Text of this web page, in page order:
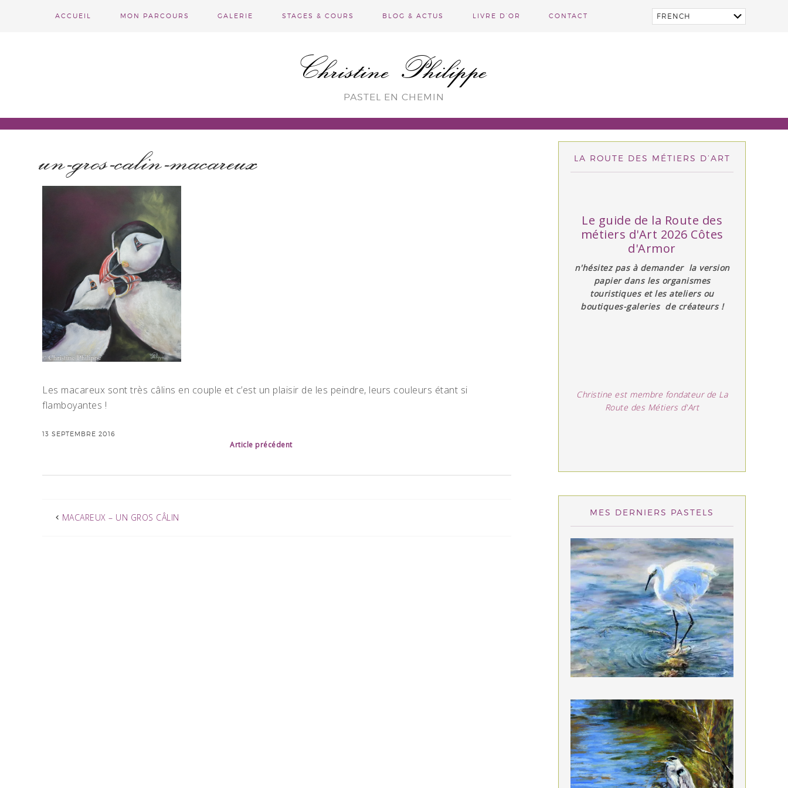
ACCUEIL MON PARCOURS GALERIE STAGES & COURS BLOG & ACTUS LIVRE D’OR CONTACT
Christine Philippe
PASTEL EN CHEMIN
un-gros-calin-macareux
Les macareux sont très câlins en couple et c’est un plaisir de les peindre, leurs couleurs étant si
flamboyantes !
13 SEPTEMBRE 2016
Article précédent
MACAREUX – UN GROS CÂLIN
LA ROUTE DES MÉTIERS D’ART
Le guide de la Route des
métiers d'Art 2026 Côtes
d'Armor
n'hésitez pas à demander la version
papier dans les organismes
touristiques et les ateliers ou
boutiques-galeries de créateurs !
Christine est membre fondateur de La
Route des Métiers d'Art
MES DERNIERS PASTELS